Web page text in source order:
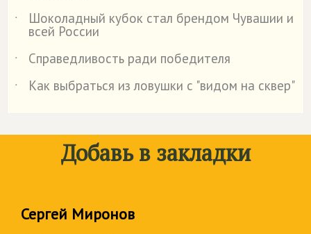
˙
Шоколадный кубок стал брендом Чувашии и
всей России
˙
Справедливость ради победителя
˙
Как выбраться из ловушки с "видом на сквер"
Добавь в закладки
Сергей Миронов